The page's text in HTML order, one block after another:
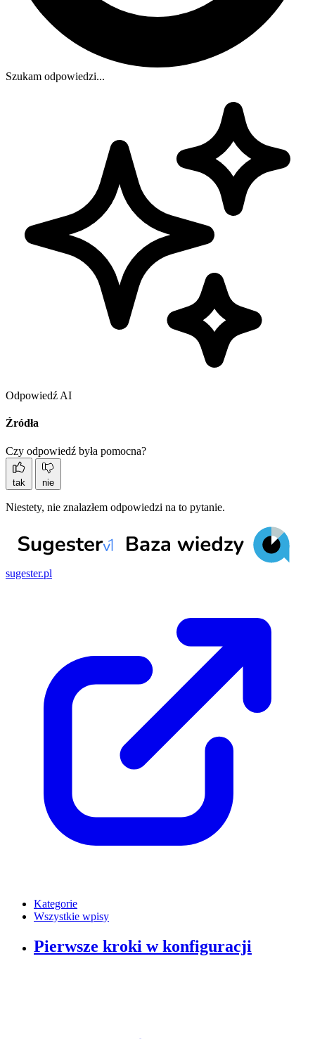
Szukam odpowiedzi...
Odpowiedź AI
Źródła
Czy odpowiedź była pomocna?
tak nie
Niestety, nie znalazłem odpowiedzi na to pytanie.
sugester.pl
Kategorie
Wszystkie wpisy
Pierwsze kroki w konfiguracji